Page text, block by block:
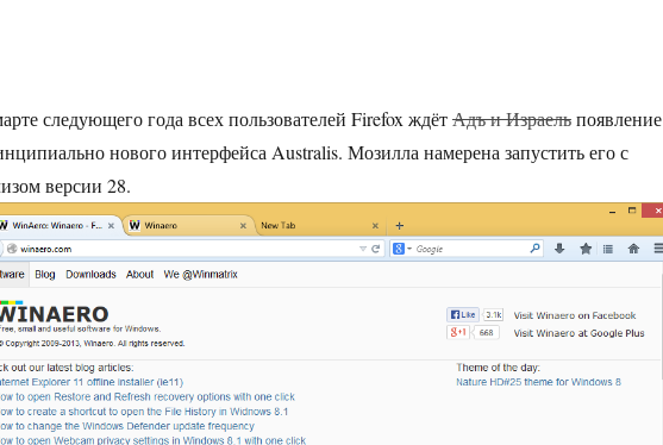
следующего года всех пользователей Firefox ждётАдъ и Израельпоявление
нового интерфейса Australis. Мозилла намерена запустить его с
версии 28.